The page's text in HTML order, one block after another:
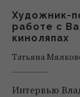
Художник-
работе с
киноляпах
Татьяна
Интервью